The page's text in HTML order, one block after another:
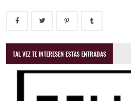
TAL VEZ TE INTERESEN ESTAS ENTRADAS